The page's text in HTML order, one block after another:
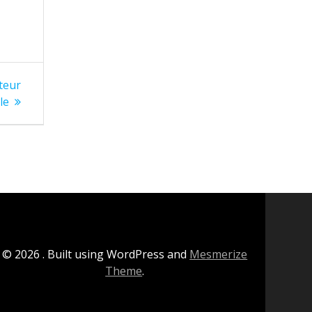
© 2026 . Built using WordPress and Mesmerize
Theme.